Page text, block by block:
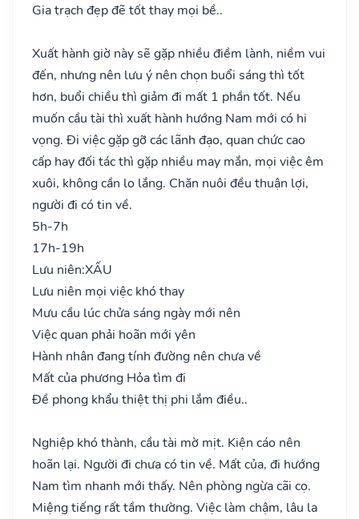
Gia trạch đẹp đẽ tốt thay mọi bề..
Xuất hành giờ này sẽ gặp nhiều điềm lành, niềm vui
đến, nhưng nên lưu ý nên chọn buổi sáng thì tốt
hơn, buổi chiều thì giảm đi mất 1 phần tốt. Nếu
muốn cầu tài thì xuất hành hướng Nam mới có hi
vọng. Đi việc gặp gỡ các lãnh đạo, quan chức cao
cấp hay đối tác thì gặp nhiều may mắn, mọi việc êm
xuôi, không cần lo lắng. Chăn nuôi đều thuận lợi,
người đi có tin về.
5h-7h
17h-19h
Lưu niên:XẤU
Lưu niên mọi việc khó thay
Mưu cầu lúc chửa sáng ngày mới nên
Việc quan phải hoãn mới yên
Hành nhân đang tính đường nên chưa về
Mất của phương Hỏa tìm đi
Đề phong khẩu thiệt thị phi lắm điều..
Nghiệp khó thành, cầu tài mờ mịt. Kiện cáo nên
hoãn lại. Người đi chưa có tin về. Mất của, đi hướng
Nam tìm nhanh mới thấy. Nên phòng ngừa cãi cọ.
Miệng tiếng rất tầm thường. Việc làm chậm, lâu la